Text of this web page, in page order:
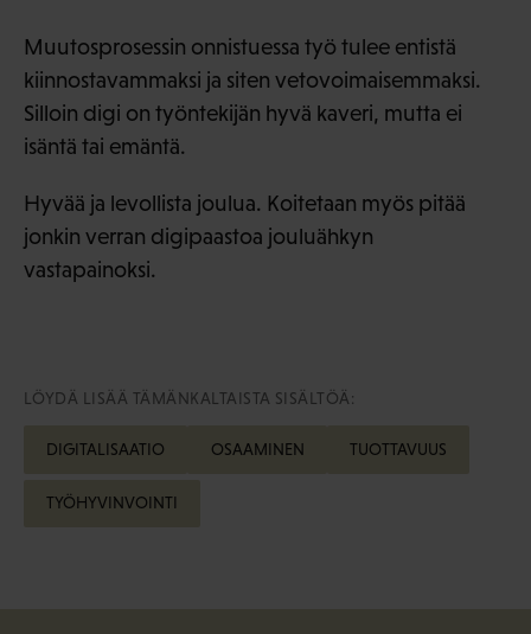
Muutosprosessin onnistuessa työ tulee entistä
kiinnostavammaksi ja siten vetovoimaisemmaksi.
Silloin digi on työntekijän hyvä kaveri, mutta ei
isäntä tai emäntä.
Hyvää ja levollista joulua. Koitetaan myös pitää
jonkin verran digipaastoa jouluähkyn
vastapainoksi.
LÖYDÄ LISÄÄ TÄMÄNKALTAISTA SISÄLTÖÄ:
DIGITALISAATIO OSAAMINEN TUOTTAVUUS
TYÖHYVINVOINTI